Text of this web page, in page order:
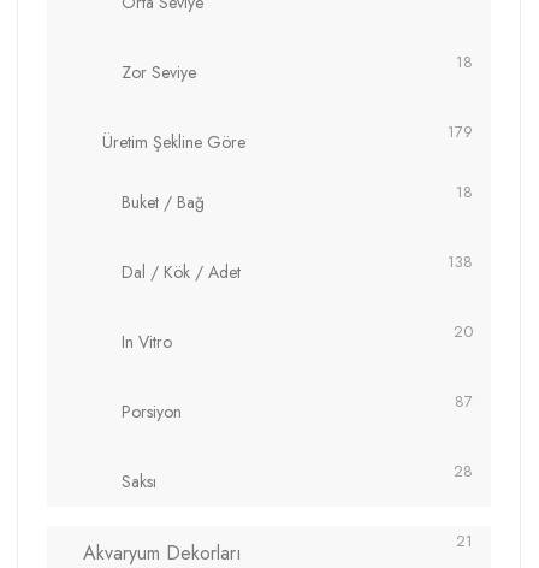
Zor Seviye 18
Üretim Şekline Göre 179
Buket / Bağ 18
Dal / Kök / Adet 138
In Vitro 20
Porsiyon 87
Saksı 28
Akvaryum Dekorları 21